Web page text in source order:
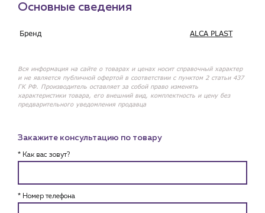
Основные сведения
Бренд ALCA PLAST
Вся информация на сайте о товарах и ценах носит справочный характер
и не является публичной офертой в соответствии с пунктом 2 статьи 437
ГК РФ. Производитель оставляет за собой право изменять
характеристики товара, его внешний вид, комплектность и цену без
предварительного уведомления продавца
Закажите консультацию по товару
* Как вас зовут?
* Номер телефона